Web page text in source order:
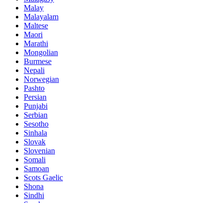
Malay
Malayalam
Maltese
Maori
Marathi
Mongolian
Burmese
Nepali
Norwegian
Pashto
Persian
Punjabi
Serbian
Sesotho
Sinhala
Slovak
Slovenian
Somali
Samoan
Scots Gaelic
Shona
Sindhi